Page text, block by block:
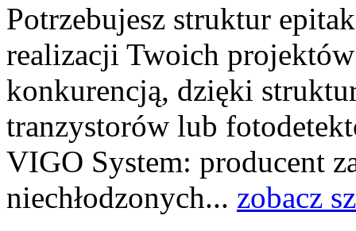
Potrzebujesz struktur
realizacji Twoich
konkurencją, dzięki
tranzystorów lub
VIGO System: producent
niechłodzonych... zobacz